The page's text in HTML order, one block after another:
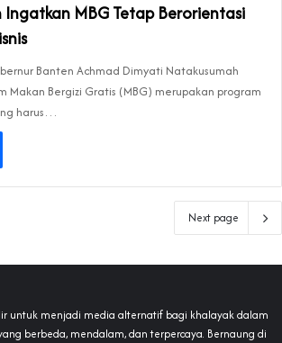
MBG Tetap Berorientasi
Banten Achmad Dimyati Natakusumah
Makan Bergizi Gratis (MBG) merupakan program
harus…
Next page
untuk menjadi media alternatif bagi khalayak dalam
berbeda, mendalam, dan terpercaya. Bernaung di